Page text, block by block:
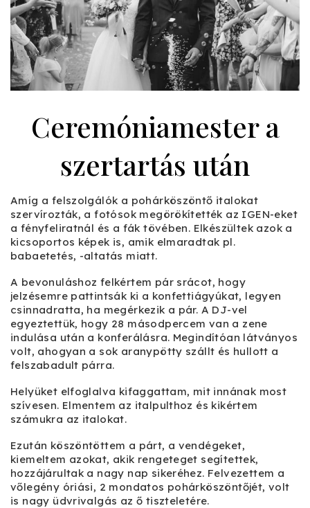
Ceremóniamester a
szertartás után
Amíg a felszolgálók a pohárköszöntő italokat
szervírozták, a fotósok megörökítették az IGEN-eket
a fényfeliratnál és a fák tövében. Elkészültek azok a
kicsoportos képek is, amik elmaradtak pl.
babaetetés, -altatás miatt.
A bevonuláshoz felkértem pár srácot, hogy
jelzésemre pattintsák ki a konfettiágyúkat, legyen
csinnadratta, ha megérkezik a pár. A DJ-vel
egyeztettük, hogy 28 másodpercem van a zene
indulása után a konferálásra. Megindítóan látványos
volt, ahogyan a sok aranypötty szállt és hullott a
felszabadult párra.
Helyüket elfoglalva kifaggattam, mit innának most
szívesen. Elmentem az italpulthoz és kikértem
számukra az italokat.
Ezután köszöntöttem a párt, a vendégeket,
kiemeltem azokat, akik rengeteget segítettek,
hozzájárultak a nagy nap sikeréhez. Felvezettem a
vőlegény óriási, 2 mondatos pohárköszöntőjét, volt
is nagy üdvrivalgás az ő tiszteletére.